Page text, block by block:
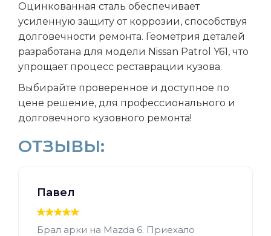
Оцинкованная сталь обеспечивает
усиленную защиту от коррозии, способствуя
долговечности ремонта. Геометрия деталей
разработана для модели Nissan Patrol Y61, что
упрощает процесс реставрации кузова.
Выбирайте проверенное и доступное по
цене решение, для профессионального и
долговечного кузовного ремонта!
ОТЗЫВЫ:
Павел
Брал арки на Mazda 6. Приехало